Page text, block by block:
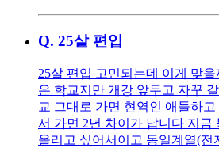
Q. 25살 편입
25살 편입 고민되는데 이게 맞
은 학교지만 개강 앞두고 자꾸
교 그대로 가면 현역인 애들하
서 가면 2년 차이가 납니다 지금
올리고 싶어서이고 동일계열(전